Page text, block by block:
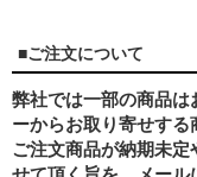
■ご注文について
弊社では一部の商品は
ーからお取り寄せする
ご注文商品が納期未